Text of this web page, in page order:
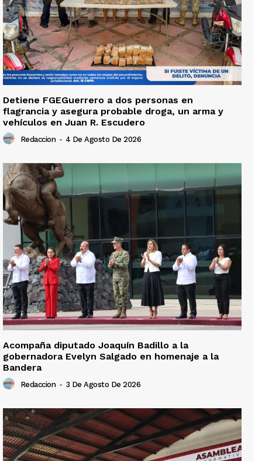
Detiene FGEGuerrero a dos personas en
flagrancia y asegura probable droga, un arma y
vehículos en Juan R. Escudero
Redaccion - 4 De Agosto De 2026
Acompaña diputado Joaquín Badillo a la
gobernadora Evelyn Salgado en homenaje a la
Bandera
Redaccion - 3 De Agosto De 2026